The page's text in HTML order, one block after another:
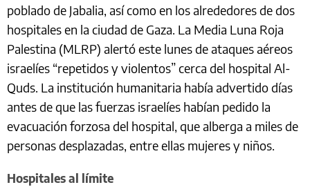
poblado de Jabalia, así como en los alrededores de dos
hospitales en la ciudad de Gaza. La Media Luna Roja
Palestina (MLRP) alertó este lunes de ataques aéreos
israelíes “repetidos y violentos” cerca del hospital Al-
Quds. La institución humanitaria había advertido días
antes de que las fuerzas israelíes habían pedido la
evacuación forzosa del hospital, que alberga a miles de
personas desplazadas, entre ellas mujeres y niños.
Hospitales al límite